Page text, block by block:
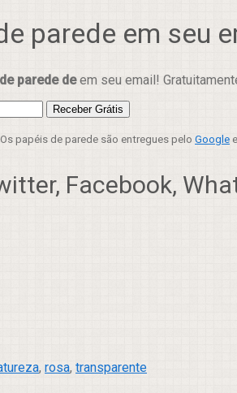
parede em seu
parede deem seu email!
papéis de parede são entregues pelo Google
Facebook,
, rosa, transparente